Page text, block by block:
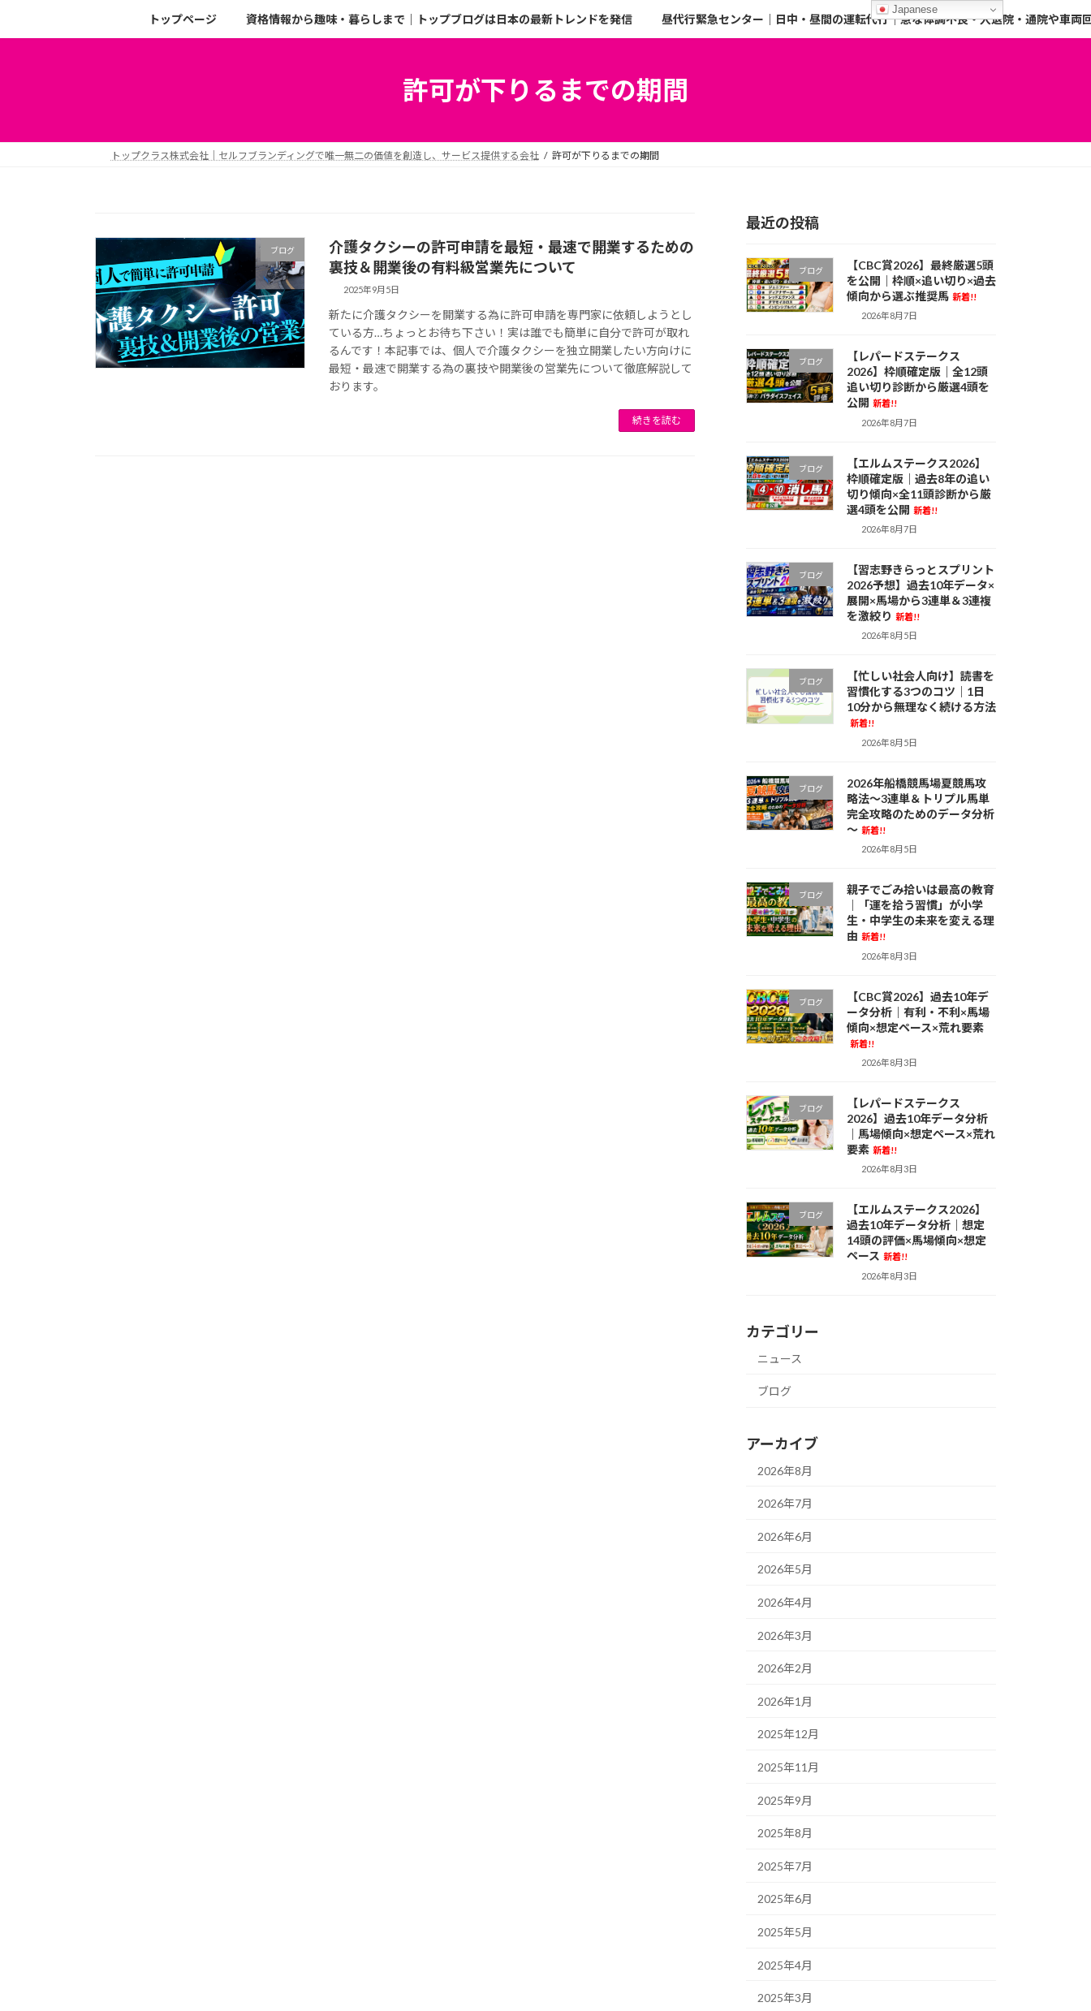
トップページ 資格情報から趣味・暮らしまで｜トップブログは日本の最新トレンドを発信 昼代行緊急センター｜日中・昼間の運転代行｜急な体調不良・入退院・通院や車両
許可が下りるまでの期間
トップクラス株式会社｜セルフブランディングで唯一無二の価値を創造し、サービス提供する会社 許可が下りるまでの期間
ブログ
介護タクシーの許可申請を最短・最速で開業するための
裏技＆開業後の有料級営業先について
2025年9月5日
新たに介護タクシーを開業する為に許可申請を専門家に依頼しようとし
ている方…ちょっとお待ち下さい！実は誰でも簡単に自分で許可が取れ
るんです！本記事では、個人で介護タクシーを独立開業したい方向けに
最短・最速で開業する為の裏技や開業後の営業先について徹底解説して
おります。
続きを読む
最近の投稿
ブログ
【CBC賞2026】最終厳選5頭
を公開｜枠順×追い切り×過去
傾向から選ぶ推奨馬 新着!!
2026年8月7日
ブログ
【レパードステークス
2026】枠順確定版｜全12頭
追い切り診断から厳選4頭を
公開 新着!!
2026年8月7日
ブログ
【エルムステークス2026】
枠順確定版｜過去8年の追い
切り傾向×全11頭診断から厳
選4頭を公開 新着!!
2026年8月7日
ブログ
【習志野きらっとスプリント
2026予想】過去10年データ×
展開×馬場から3連単＆3連複
を激絞り 新着!!
2026年8月5日
ブログ
【忙しい社会人向け】読書を
習慣化する3つのコツ｜1日
10分から無理なく続ける方法
新着!!
2026年8月5日
ブログ
2026年船橋競馬場夏競馬攻
略法～3連単＆トリプル馬単
完全攻略のためのデータ分析
～ 新着!!
2026年8月5日
ブログ
親子でごみ拾いは最高の教育
｜「運を拾う習慣」が小学
生・中学生の未来を変える理
由 新着!!
2026年8月3日
ブログ
【CBC賞2026】過去10年デ
ータ分析｜有利・不利×馬場
傾向×想定ペース×荒れ要素
新着!!
2026年8月3日
ブログ
【レパードステークス
2026】過去10年データ分析
｜馬場傾向×想定ペース×荒れ
要素 新着!!
2026年8月3日
ブログ
【エルムステークス2026】
過去10年データ分析｜想定
14頭の評価×馬場傾向×想定
ペース 新着!!
2026年8月3日
カテゴリー
ニュース
ブログ
アーカイブ
2026年8月
2026年7月
2026年6月
2026年5月
2026年4月
2026年3月
2026年2月
2026年1月
2025年12月
2025年11月
2025年9月
2025年8月
2025年7月
2025年6月
2025年5月
2025年4月
2025年3月
Japanese